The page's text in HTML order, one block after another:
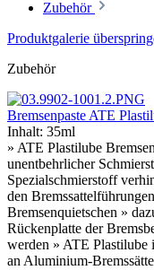
Zubehör
Produktgalerie
Zubehör
Bremsenpaste ATE
Inhalt: 35ml
» ATE Plastilube
unentbehrlicher
Spezialschmierstoff
den
Bremsenquietschen »
Rückenplatte der
werden » ATE Plastilube
an Aluminium-